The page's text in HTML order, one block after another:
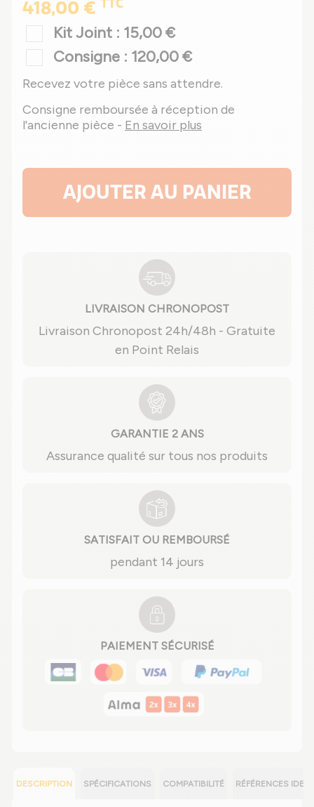
418,00 € TTC
Kit Joint : 15,00 €
Consigne : 120,00 €
Recevez votre pièce sans attendre.
Consigne remboursée à réception de
l'ancienne pièce - En savoir plus
AJOUTER AU PANIER
LIVRAISON CHRONOPOST
Livraison Chronopost 24h/48h - Gratuite
en Point Relais
GARANTIE 2 ANS
Assurance qualité sur tous nos produits
SATISFAIT OU REMBOURSÉ
pendant 14 jours
PAIEMENT SÉCURISÉ
DESCRIPTION SPÉCIFICATIONS COMPATIBILITÉ RÉFÉRENCES